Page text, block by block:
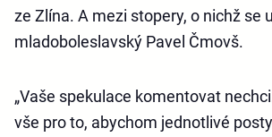
ze Zlína. A mezi stopery, o nichž se
mladoboleslavský Pavel Čmovš.
„Vaše spekulace komentovat
vše pro to, abychom jednotlivé